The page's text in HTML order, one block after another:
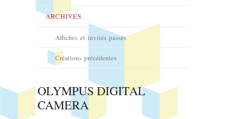
ARCHIVES
Affiches et invités passés
Créations précédentes
OLYMPUS DIGITAL
CAMERA